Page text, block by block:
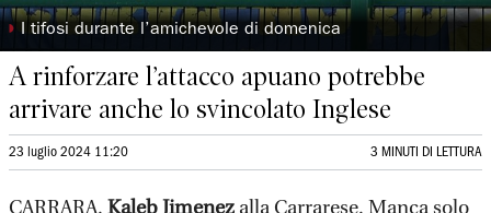
◗ I tifosi durante l’amichevole di domenica
A rinforzare l’attacco apuano potrebbe
arrivare anche lo svincolato Inglese
23 luglio 2024 11:20 3 MINUTI DI LETTURA
CARRARA. Kaleb Jimenez alla Carrarese. Manca solo